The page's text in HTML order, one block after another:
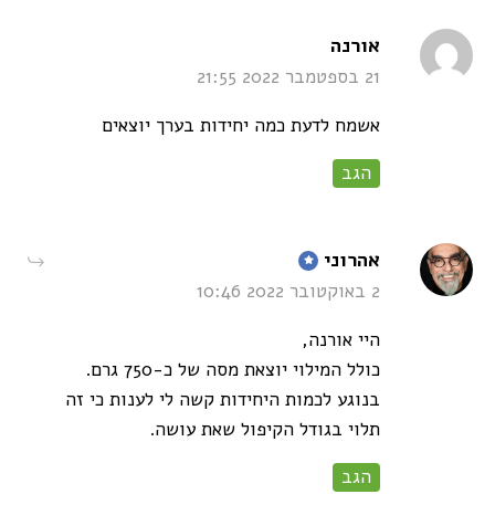
אורנה
21 בספטמבר 2022 21:55
אשמח לדעת כמה יחידות בערך יוצאים
הגב
אהרוני says:
2 באוקטובר 2022 10:46
היי אורנה,
כולל המילוי יוצאת מסה של כ-750 גרם.
בנוגע לכמות היחידות קשה לי לענות כי זה
תלוי בגודל הקיפול שאת עושה.
הגב